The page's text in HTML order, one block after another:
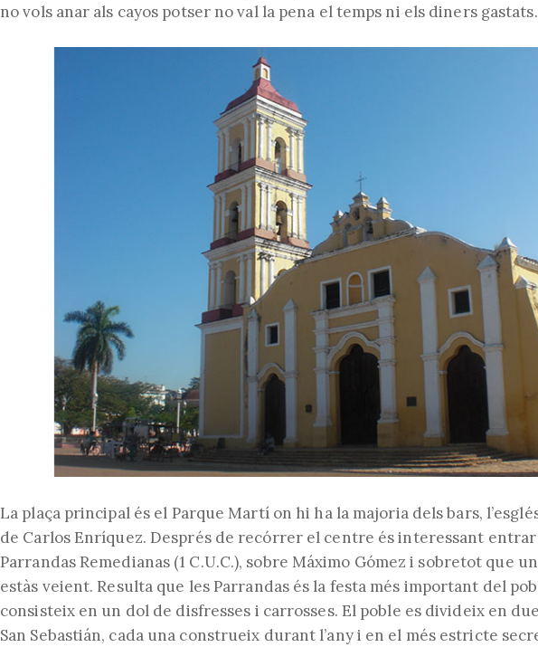
no vols anar als cayos potser no val la pena el temps ni els diners gastats.
La plaça principal és el Parque Martí on hi ha la majoria dels bars,
de Carlos Enríquez. Després de recórrer el centre és interessant entrar
Parrandas Remedianas (1 C.U.C.), sobre Máximo Gómez i sobretot que
estàs veient. Resulta que les Parrandas és la festa més important del
consisteix en un dol de disfresses i carrosses. El poble es divideix en
San Sebastián, cada una construeix durant l’any i en el més estricte